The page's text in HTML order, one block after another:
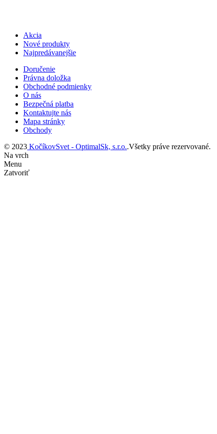
Akcia
Nové produkty
Najpredávanejšie
Doručenie
Právna doložka
Obchodné podmienky
O nás
Bezpečná platba
Kontaktujte nás
Mapa stránky
Obchody
© 2023 KočíkovSvet - OptimalSk, s.r.o..Všetky práve rezervované.
Na vrch
Menu
Zatvoriť